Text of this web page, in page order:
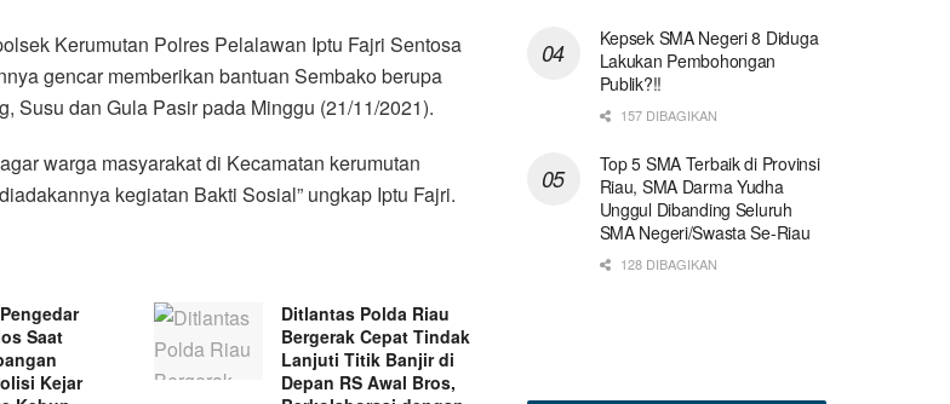
Kerumutan Polres Pelalawan Iptu Fajri Sentosa
gencar memberikan bantuan Sembako berupa
Susu dan Gula Pasir pada Minggu (21/11/2021).
warga masyarakat di Kecamatan kerumutan
kegiatan Bakti Sosial” ungkap Iptu Fajri.
Saat
Kejar
Ditlantas Polda Riau
Bergerak Cepat Tindak
Lanjuti Titik Banjir di
Depan RS Awal Bros,
Kepsek SMA Negeri 8 Diduga
Lakukan Pembohongan
Publik?!!
157 DIBAGIKAN
Top 5 SMA Terbaik di Provinsi
Riau, SMA Darma Yudha
Unggul Dibanding Seluruh
SMA Negeri/Swasta Se-Riau
128 DIBAGIKAN